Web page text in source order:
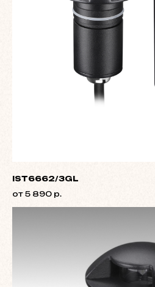
IST6662/3GL
от 5 890 р.